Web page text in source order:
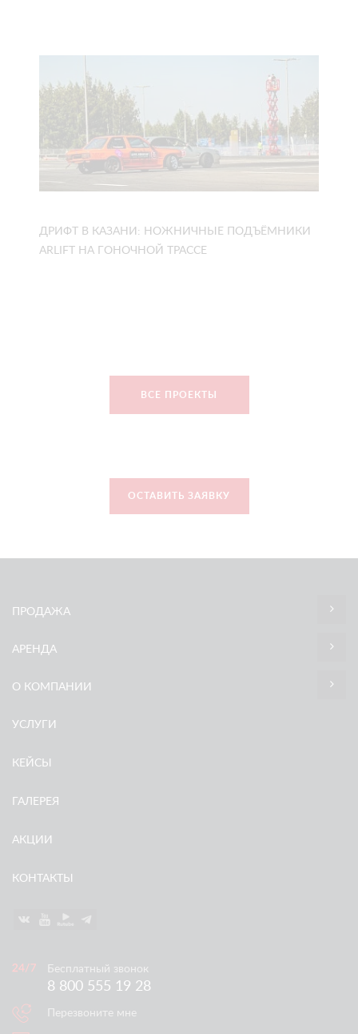
ДРИФТ В КАЗАНИ: НОЖНИЧНЫЕ ПОДЪЁМНИКИ
ARLIFT НА ГОНОЧНОЙ ТРАССЕ
ВСЕ ПРОЕКТЫ
ОСТАВИТЬ ЗАЯВКУ
ПРОДАЖА
АРЕНДА
О КОМПАНИИ
УСЛУГИ
КЕЙСЫ
ГАЛЕРЕЯ
АКЦИИ
КОНТАКТЫ
Бесплатный звонок
8 800 555 19 28
Перезвоните мне